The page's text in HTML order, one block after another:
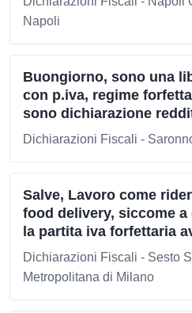
Napoli
Buongiorno, sono una
con p.iva, regime
sono dichiarazione
Dichiarazioni Fiscali -
Salve, Lavoro come
food delivery, siccome
la partita iva forfettaria
Dichiarazioni Fiscali - Sesto
Metropolitana di Milano